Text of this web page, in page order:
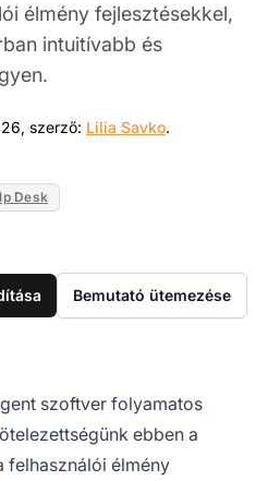
élmény fejlesztésekkel,
intuitívabb és
szerző: Lilia Savko.
Desk
Bemutató ütemezése
szoftver folyamatos
ebben a
felhasználói élmény